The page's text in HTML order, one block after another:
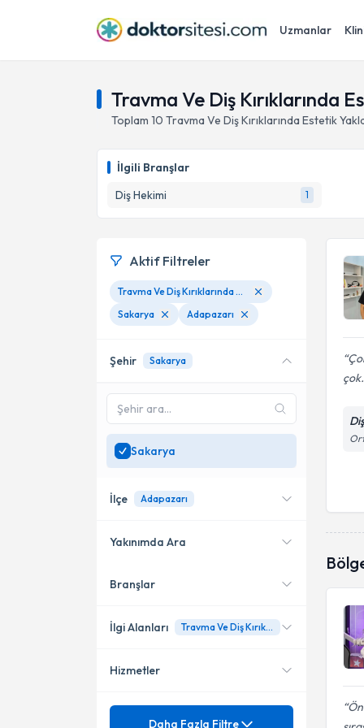
Uzmanlar
Travma Ve Diş Kırıklarında
Toplam 10 Travma Ve Diş Kırıklarında Estetik
İlgili Branşlar
Diş Hekimi
1
Aktif Filtreler
Travma Ve Diş Kırıklarında Estetik Yaklaşımlar
Sakarya
Adapazarı
Şehir Sakarya
Sakarya
İlçe Adapazarı
Adapazarı
Yakınımda Ara
Konumuma yakın uzmanları
Branşlar
Diş Hekimi
İlgi Alanları Travma Ve Diş Kırıklarında Estetik Yaklaşımlar
20 Lik Diş Çekimi
Hizmetler
Mezuniyet
Daha Fazla Filtre